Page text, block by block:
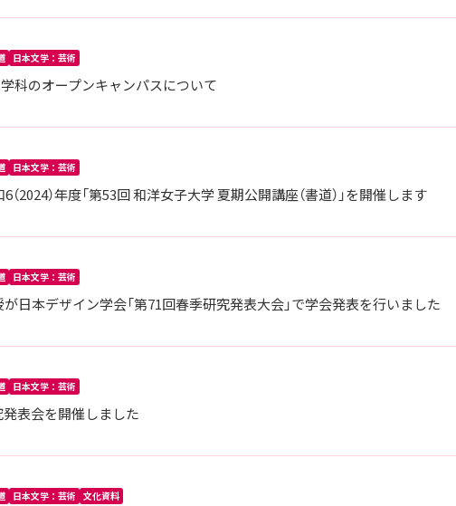
日本文学：芸術
学科のオープンキャンパスについて
日本文学：芸術
6（2024）年度「第53回 和洋女子大学 夏期公開講座（書道）」を開催します
日本文学：芸術
日本デザイン学会「第71回春季研究発表大会」で学会発表を行いました
日本文学：芸術
表会を開催しました
日本文学：芸術 文化資料